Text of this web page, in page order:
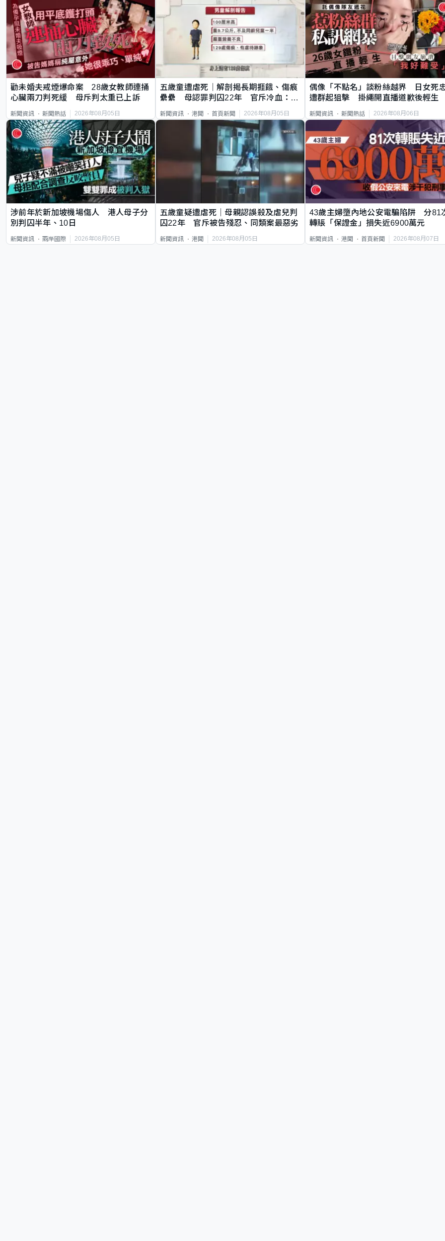
勸未婚夫戒煙爆命案 28歲女教師連捅
心臟兩刀判死緩 母斥判太重已上訴
新聞資訊 新聞熱話 2026年08月05日
五歲童遭虐死｜解剖揭長期捱餓、傷痕
纍纍 母認罪判囚22年 官斥冷血：同
新聞資訊 港聞 首頁新聞 2026年08月05日
偶像「不點名」談粉絲越界 日女死
遭群起狙擊 掛繩開直播道歉後輕生
新聞資訊 新聞熱話 2026年08月06日
涉前年於新加坡機場傷人 港人母子分
別判囚半年、10日
新聞資訊 兩岸國際 2026年08月05日
五歲童疑遭虐死｜母親認誤殺及虐兒判
囚22年 官斥被告殘忍、同類案最惡劣
新聞資訊 港聞 2026年08月05日
43歲主婦墮內地公安電騙陷阱 分81
轉賬「保證金」損失近6900萬元
新聞資訊 港聞 首頁新聞 2026年08月07日